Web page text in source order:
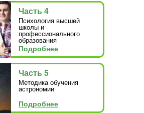
Часть 4
Психология высшей
школы и
профессионального
образования
Подробнее
Часть 5
Методика обучения
астрономии
Подробнее